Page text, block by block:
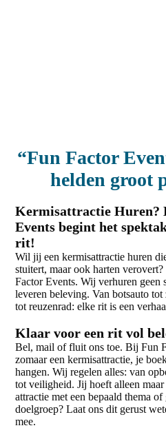
“Fun Factor
helden groot
Kermisattractie Huren?
Events begint het
rit!
Wil jij een kermisattractie huren
stuitert, maar ook harten
Factor Events. Wij verhuren geen
leveren beleving. Van botsauto
tot reuzenrad: elke rit is een
Klaar voor een rit vol
Bel, mail of fluit ons toe. Bij Fun
zomaar een kermisattractie, je
hangen. Wij regelen alles: van
tot veiligheid. Jij hoeft alleen
attractie met een bepaald thema
doelgroep? Laat ons dit gerust
mee.